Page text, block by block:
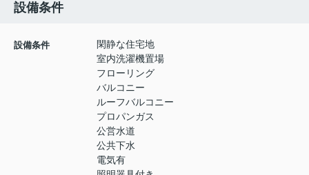
設備条件
設備条件
閑静な住宅地
室内洗濯機置場
フローリング
バルコニー
ルーフバルコニー
プロパンガス
公営水道
公共下水
電気有